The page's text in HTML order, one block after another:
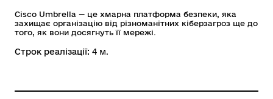
Cisco Umbrella — це хмарна платформа безпеки, яка
захищає організацію від різноманітних кіберзагроз ще до
того, як вони досягнуть її мережі.
Строк реалізації: 4 м.